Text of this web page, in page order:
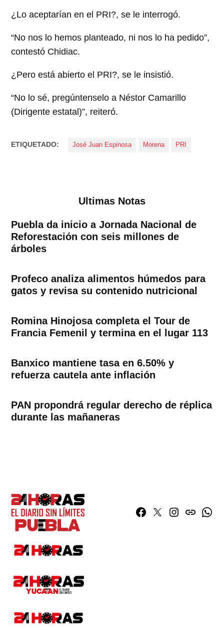
¿Lo aceptarían en el PRI?, se le interrogó.
“No nos lo hemos planteado, ni nos lo ha pedido”,
contestó Chidiac.
¿Pero está abierto el PRI?, se le insistió.
“No lo sé, pregúntenselo a Néstor Camarillo
(Dirigente estatal)”, reiteró.
ETIQUETADO: José Juan Espinosa Morena PRI
Ultimas Notas
Puebla da inicio a Jornada Nacional de
Reforestación con seis millones de
árboles
Profeco analiza alimentos húmedos para
gatos y revisa su contenido nutricional
Romina Hinojosa completa el Tour de
Francia Femenil y termina en el lugar 113
Banxico mantiene tasa en 6.50% y
refuerza cautela ante inflación
PAN propondrá regular derecho de réplica
durante las mañaneras
Facebook
TwitterInstagram
issuu